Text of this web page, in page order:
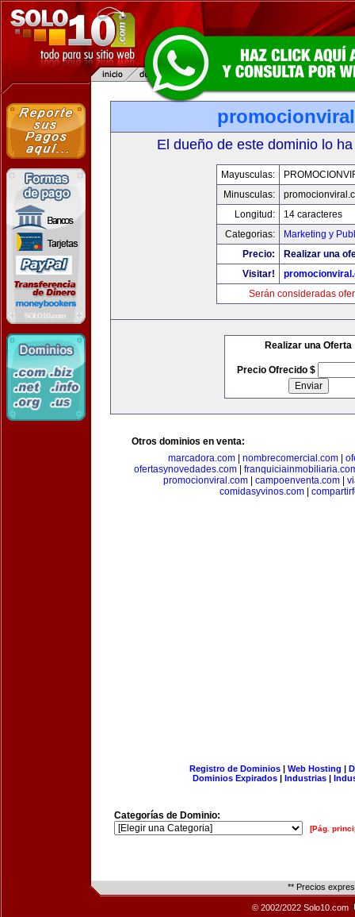
El dueño de este dominio lo
Mayusculas:
Minusculas:
Longitud:
14 caracteres
Categorias:
Marketing y
Precio:
Realizar una
Visitar!
Serán consideradas
Realizar una Oferta
Precio Ofrecido $
Otros dominios en venta:
marcadora.com| nombrecomercial.com|
ofertasynovedades.com|
promocionviral.com
campoenventa.com
comidasyvinos.com|
Registro de Dominios| Web Hosting |
Dominios Expirados | Industrias |
Categorías de Dominio:
[Pág.
** Precios
© 2002/2022 Solo10.com